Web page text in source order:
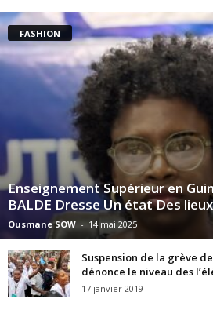
FASHION
Enseignement Supérieur en
BALDE Dresse Un état Des
Ousmane SOW - 14 mai 2025
Suspension de la grève
dénonce le niveau des
17 janvier 2019